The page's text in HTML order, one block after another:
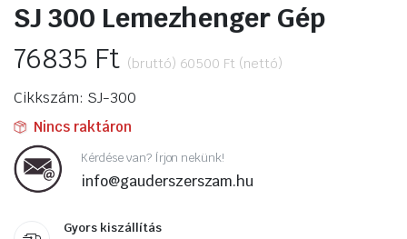
SJ 300 Lemezhenger Gép
76835 Ft (bruttó) 60500 Ft (nettó)
Cikkszám: SJ-300
Nincs raktáron
Kérdése van? Írjon nekünk!
info@gauderszerszam.hu
Gyors kiszállítás